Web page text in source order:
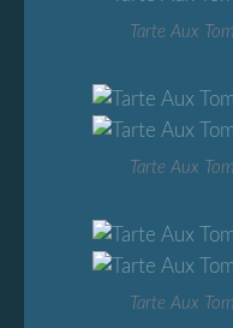
Tarte Aux
Tarte Aux
Tarte Aux